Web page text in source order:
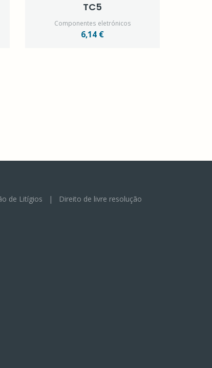
TC5
Componentes eletrónicos
6,14 €
de Litígios | Direito de livre resolução